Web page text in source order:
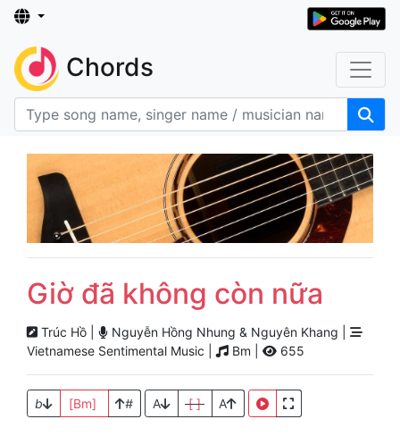
Chords
Giờ đã không còn nữa
Trúc Hồ |
Nguyễn Hồng Nhung & Nguyên Khang |
Vietnamese Sentimental Music |
Bm | 655
b [Bm] # A [ ] A